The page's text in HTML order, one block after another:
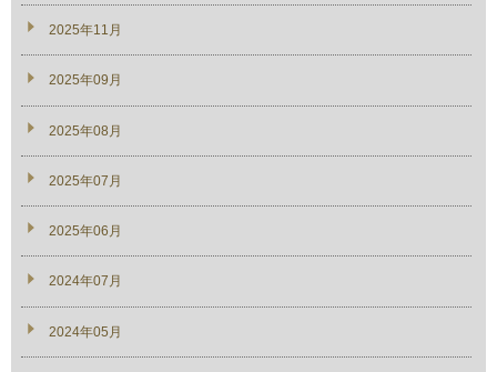
2025年11月
2025年09月
2025年08月
2025年07月
2025年06月
2024年07月
2024年05月